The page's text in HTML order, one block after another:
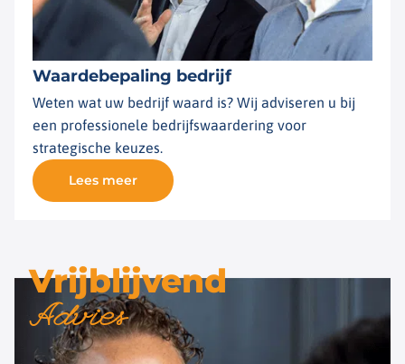
Waardebepaling bedrijf
Weten wat uw bedrijf waard is? Wij adviseren u bij
een professionele bedrijfswaardering voor
strategische keuzes.
Lees meer
Vrijblijvend
Advies